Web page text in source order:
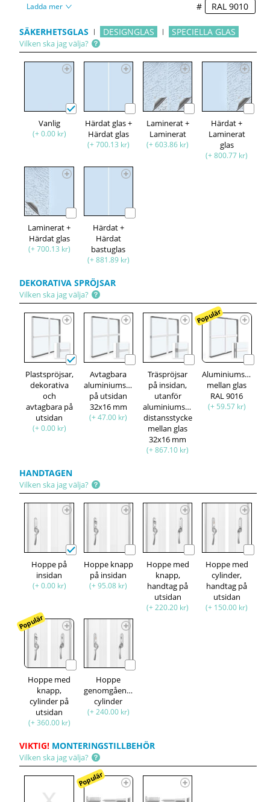
Ladda mer #
SÄKERHETSGLAS DESIGNGLAS SPECIELLA GLAS
Vilken ska jag välja?
Vanlig
(+ 0.00 kr)
Härdat glas +
Härdat glas
(+ 700.13 kr)
Laminerat +
Laminerat
(+ 603.86 kr)
Härdat +
Laminerat
glas
(+ 800.77 kr)
Laminerat +
Härdat glas
(+ 700.13 kr)
Härdat +
Härdat
bastuglas
(+ 881.89 kr)
DEKORATIVA SPRÖJSAR
Vilken ska jag välja?
Plastspröjsar,
dekorativa
och
avtagbara på
utsidan
(+ 0.00 kr)
Avtagbara
aluminiumspröjsar,
på utsidan
32x16 mm
(+ 47.00 kr)
Träspröjsar
på insidan,
utanför
aluminiumspröjsar,
distansstycke
mellan glas
32x16 mm
(+ 867.10 kr)
Populär
Aluminiumspröjsar
mellan glas
RAL 9016
(+ 59.57 kr)
HANDTAGEN
Vilken ska jag välja?
Hoppe på
insidan
(+ 0.00 kr)
Hoppe knapp
på insidan
(+ 95.08 kr)
Hoppe med
knapp,
handtag på
utsidan
(+ 220.20 kr)
Hoppe med
cylinder,
handtag på
utsidan
(+ 150.00 kr)
Populär
Hoppe med
knapp,
cylinder på
utsidan
(+ 360.00 kr)
Hoppe
genomgående
cylinder
(+ 240.00 kr)
VIKTIG! MONTERINGSTILLBEHÖR
Vilken ska jag välja?
Populär